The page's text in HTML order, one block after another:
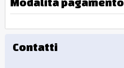
Contatti